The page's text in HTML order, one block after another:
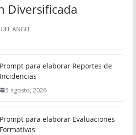
Diversificada
ANGEL
Prompt para elaborar Reportes de
Incidencias
5 agosto, 2026
Prompt para elaborar Evaluaciones
Formativas